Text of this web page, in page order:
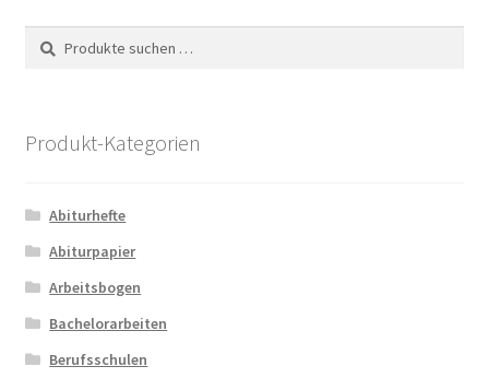
Suche
nach:
Suchen
Produkt-Kategorien
Abiturhefte
Abiturpapier
Arbeitsbogen
Bachelorarbeiten
Berufsschulen